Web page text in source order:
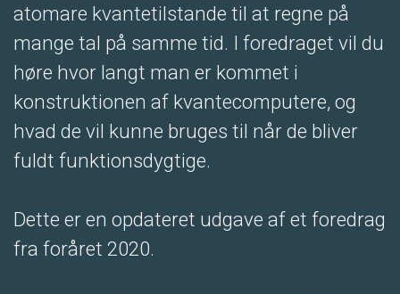
atomare kvantetilstande til at regne på
mange tal på samme tid. I foredraget vil du
høre hvor langt man er kommet i
konstruktionen af kvantecomputere, og
hvad de vil kunne bruges til når de bliver
fuldt funktionsdygtige.
Dette er en opdateret udgave af et foredrag
fra foråret 2020.